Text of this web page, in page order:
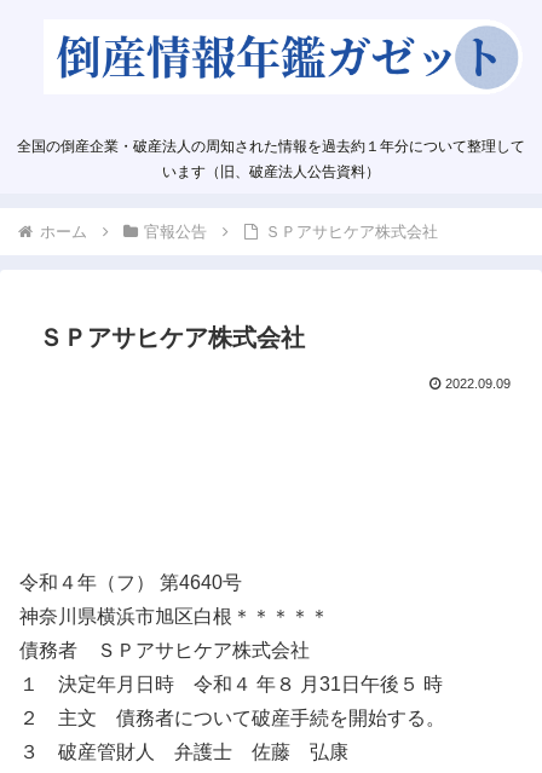
全国の倒産企業・破産法人の周知された情報を過去約１年分について整理して
います（旧、破産法人公告資料）
ホーム 官報公告 ＳＰアサヒケア株式会社
ＳＰアサヒケア株式会社
2022.09.09
令和４年（フ） 第4640号
神奈川県横浜市旭区白根＊＊＊＊＊
債務者 ＳＰアサヒケア株式会社
１ 決定年月日時 令和４ 年８ 月31日午後５ 時
２ 主文 債務者について破産手続を開始する。
３ 破産管財人 弁護士 佐藤 弘康